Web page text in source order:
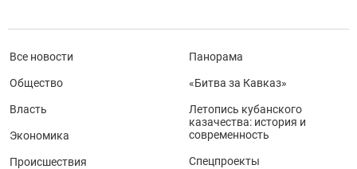
Все новости
Общество
Власть
Экономика
Происшествия
Панорама
«Битва за Кавказ»
Летопись кубанского
казачества: история и
современность
Спецпроекты